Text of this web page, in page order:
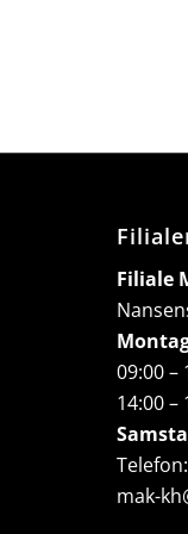
Filiale
09:00 –
14:00 –
Telefon:
mak-